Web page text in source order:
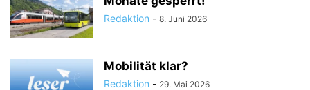
Redaktion - 8. Juni 2026
Mobilität klar?
Redaktion - 29. Mai 2026